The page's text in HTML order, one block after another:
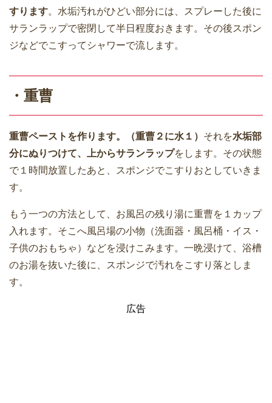
すります。水垢汚れがひどい部分には、スプレーした後に
サランラップで密閉して半日程度おきます。その後スポン
ジなどでこすってシャワーで流します。
・重曹
重曹ペーストを作ります。（重曹２に水１） それを水垢部
分にぬりつけて、上からサランラップをします。その状態
で１時間放置したあと、スポンジでこすりおとしていきま
す。
もう一つの方法として、お風呂の残り湯に重曹を１カップ
入れます。そこへ風呂場の小物（洗面器・風呂桶・イス・
子供のおもちゃ）などを浸けこみます。一晩浸けて、浴槽
のお湯を抜いた後に、スポンジで汚れをこすり落としま
す。
広告